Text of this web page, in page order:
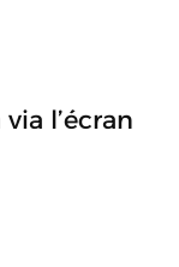
l’écran